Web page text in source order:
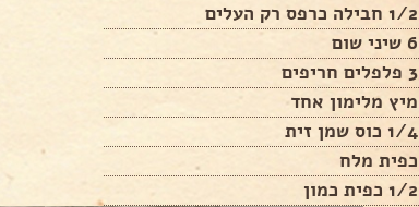
1/2 חבילה כרפס רק העלים
6 שיני שום
3 פלפלים חריפים
מיץ מלימון אחד
1/4 כוס שמן זית
כפית מלח
1/2 כפית כמון